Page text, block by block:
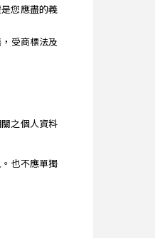
您應盡的義
受商標法及
之個人資料
也不應單獨